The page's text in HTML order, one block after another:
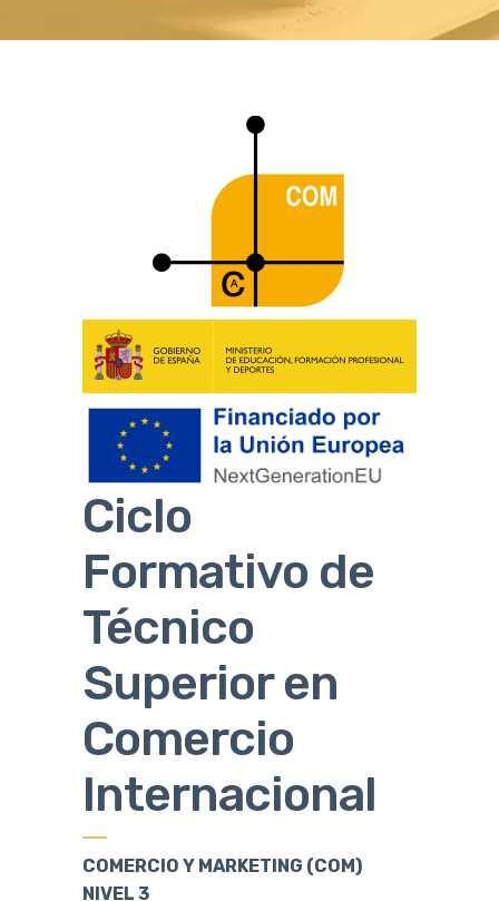
Ciclo
Formativo de
Técnico
Superior en
Comercio
Internacional
COMERCIO Y MARKETING (COM)
NIVEL 3